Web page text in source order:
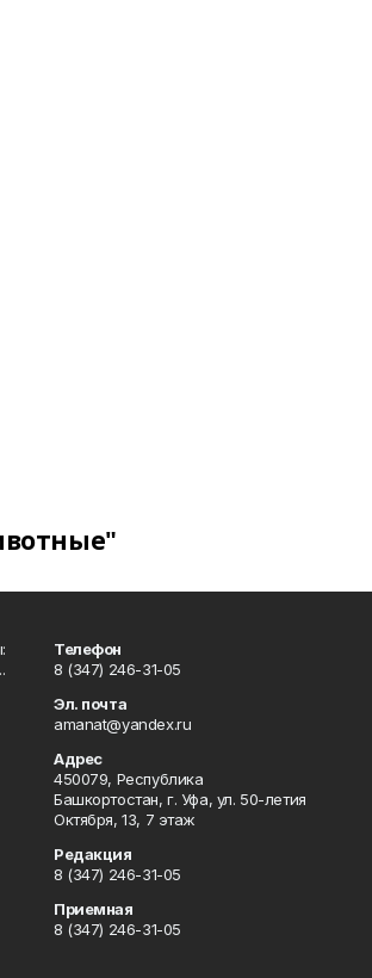
Телефон
8 (347) 246-31-05
Эл. почта
amanat@yandex.ru
Адрес
450079, Республика
Башкортостан, г. Уфа, ул. 50-летия
Октября, 13, 7 этаж
Редакция
8 (347) 246-31-05
Приемная
8 (347) 246-31-05